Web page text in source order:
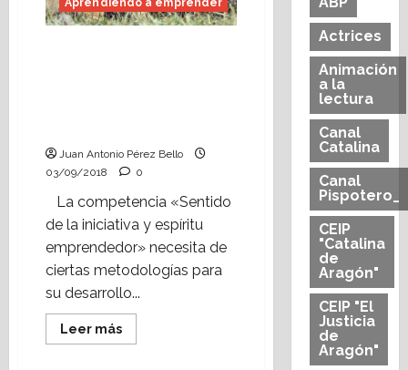
Juan Antonio Pérez Bello
03/09/2018
0
La competencia «Sentido
de la iniciativa y espíritu
emprendedor» necesita de
ciertas metodologías para
su desarrollo...
Leer másLeer
más
Actrices
Animación
a la
lectura
Canal
Catalina
Canal
Pispotero_
CEIP
"Catalina
de
Aragón"
CEIP "El
Justicia
de
Aragón"